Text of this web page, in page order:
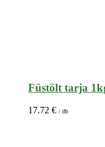
Füstölt tarja
17.72 € / db